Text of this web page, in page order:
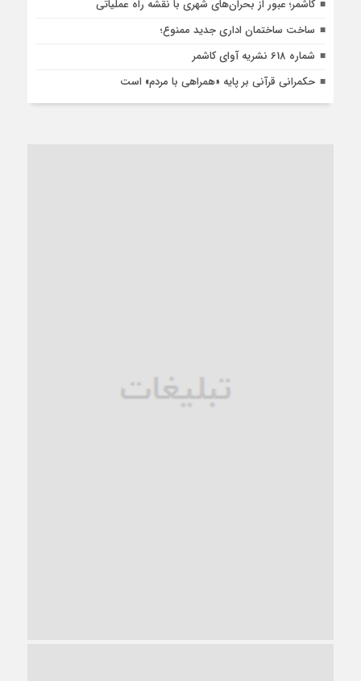
کاشمر؛ عبور از بحران‌های شهری با نقشه راه عملیاتی
ساخت ساختمان اداری جدید ممنوع؛
شماره 618 نشریه آوای کاشمر
حکمرانی قرآنی بر پایه «همراهی با مردم» است